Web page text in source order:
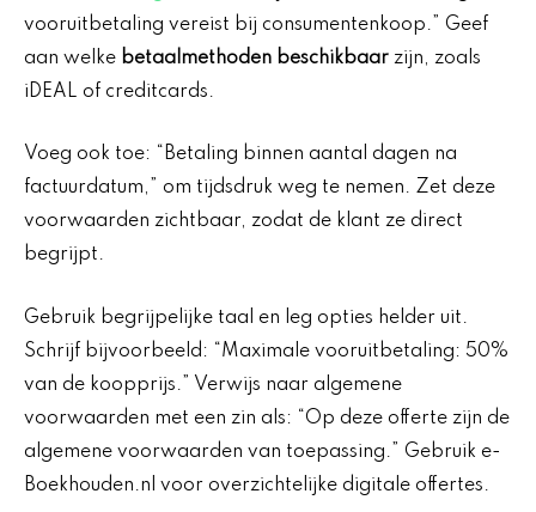
vooruitbetaling vereist bij consumentenkoop.” Geef
aan welke betaalmethoden beschikbaar zijn, zoals
iDEAL of creditcards.
Voeg ook toe: “Betaling binnen aantal dagen na
factuurdatum,” om tijdsdruk weg te nemen. Zet deze
voorwaarden zichtbaar, zodat de klant ze direct
begrijpt.
Gebruik begrijpelijke taal en leg opties helder uit.
Schrijf bijvoorbeeld: “Maximale vooruitbetaling: 50%
van de koopprijs.” Verwijs naar algemene
voorwaarden met een zin als: “Op deze offerte zijn de
algemene voorwaarden van toepassing.” Gebruik e-
Boekhouden.nl voor overzichtelijke digitale offertes.